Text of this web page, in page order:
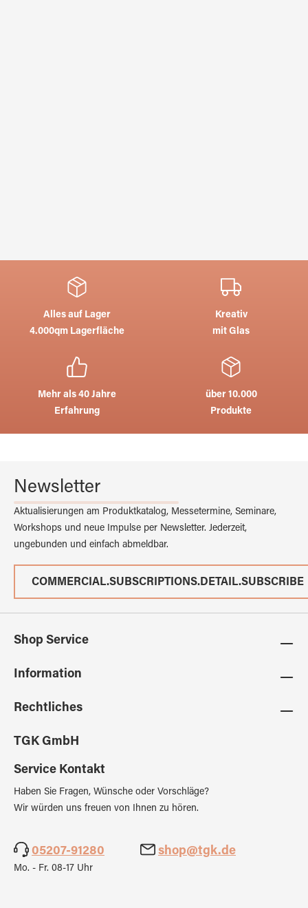
Alles auf Lager
4.000qm Lagerfläche
Kreativ
mit Glas
Mehr als 40 Jahre
Erfahrung
über 10.000
Produkte
Newsletter
Aktualisierungen am Produktkatalog, Messetermine, Seminare,
Workshops und neue Impulse per Newsletter. Jederzeit,
ungebunden und einfach abmeldbar.
COMMERCIAL.SUBSCRIPTIONS.DETAIL.SUBSCRIBE
Shop Service
Information
Rechtliches
TGK GmbH
Service Kontakt
Haben Sie Fragen, Wünsche oder Vorschläge?
Wir würden uns freuen von Ihnen zu hören.
05207-91280 shop@tgk.de
Mo. - Fr. 08-17 Uhr